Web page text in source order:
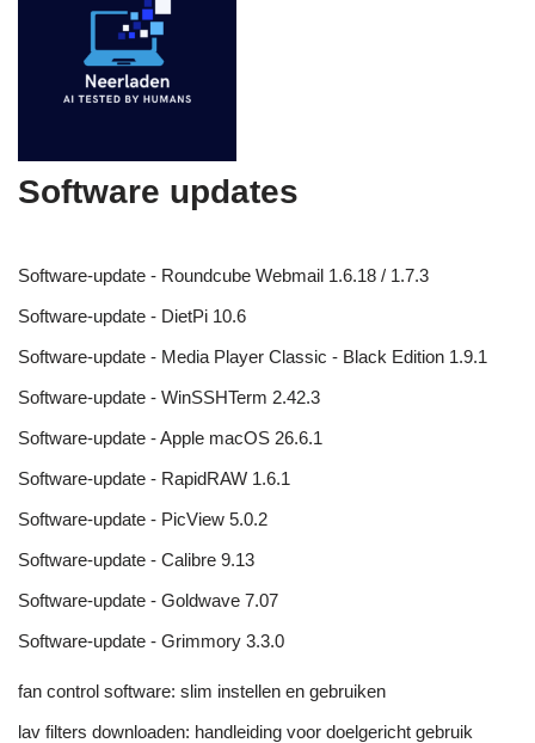
Software updates
Software-update - Roundcube Webmail 1.6.18 / 1.7.3
Software-update - DietPi 10.6
Software-update - Media Player Classic - Black Edition 1.9.1
Software-update - WinSSHTerm 2.42.3
Software-update - Apple macOS 26.6.1
Software-update - RapidRAW 1.6.1
Software-update - PicView 5.0.2
Software-update - Calibre 9.13
Software-update - Goldwave 7.07
Software-update - Grimmory 3.3.0
fan control software: slim instellen en gebruiken
lav filters downloaden: handleiding voor doelgericht gebruik